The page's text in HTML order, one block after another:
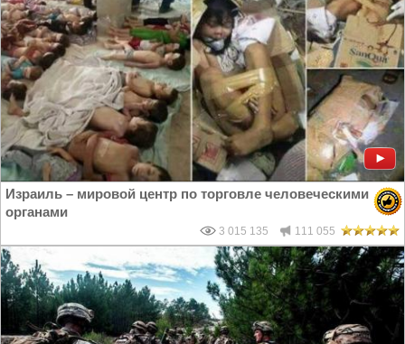
Израиль – мировой центр по торговле человеческими
органами
3 015 135 111 055